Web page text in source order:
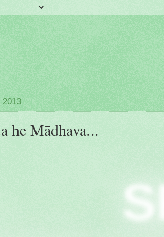
2013
he Mādhava...